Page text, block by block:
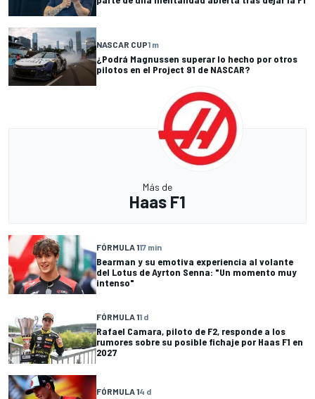
NASCAR CUP1 m
¿Podrá Magnussen superar lo hecho por otros
pilotos en el Project 91 de NASCAR?
Más de
Haas F1
FÓRMULA 117 min
Bearman y su emotiva experiencia al volante
del Lotus de Ayrton Senna: "Un momento muy
intenso"
FÓRMULA 11 d
Rafael Camara, piloto de F2, responde a los
rumores sobre su posible fichaje por Haas F1 en
2027
FÓRMULA 14 d